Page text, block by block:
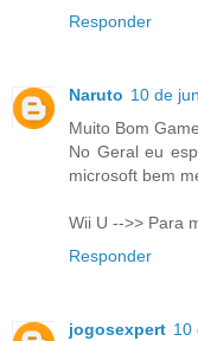
Responder
Naruto 10 de
Muito Bom
No Geral eu
microsoft bem
Wii U -->> Para
Responder
jogosexpert 10